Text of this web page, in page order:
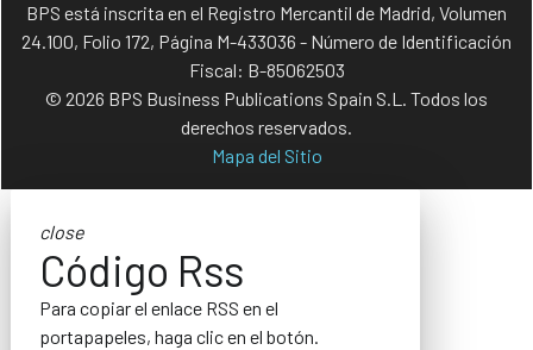
BPS está inscrita en el Registro Mercantil de Madrid, Volumen
24.100, Folio 172, Página M-433036 - Número de Identificación
Fiscal: B-85062503
© 2026 BPS Business Publications Spain S.L. Todos los
derechos reservados.
Mapa del Sitio
close
Código Rss
Para copiar el enlace RSS en el
portapapeles, haga clic en el botón.